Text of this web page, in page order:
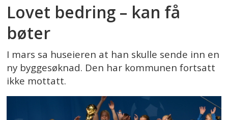
Lovet bedring – kan få
bøter
I mars sa huseieren at han skulle sende inn en
ny byggesøknad. Den har kommunen fortsatt
ikke mottatt.